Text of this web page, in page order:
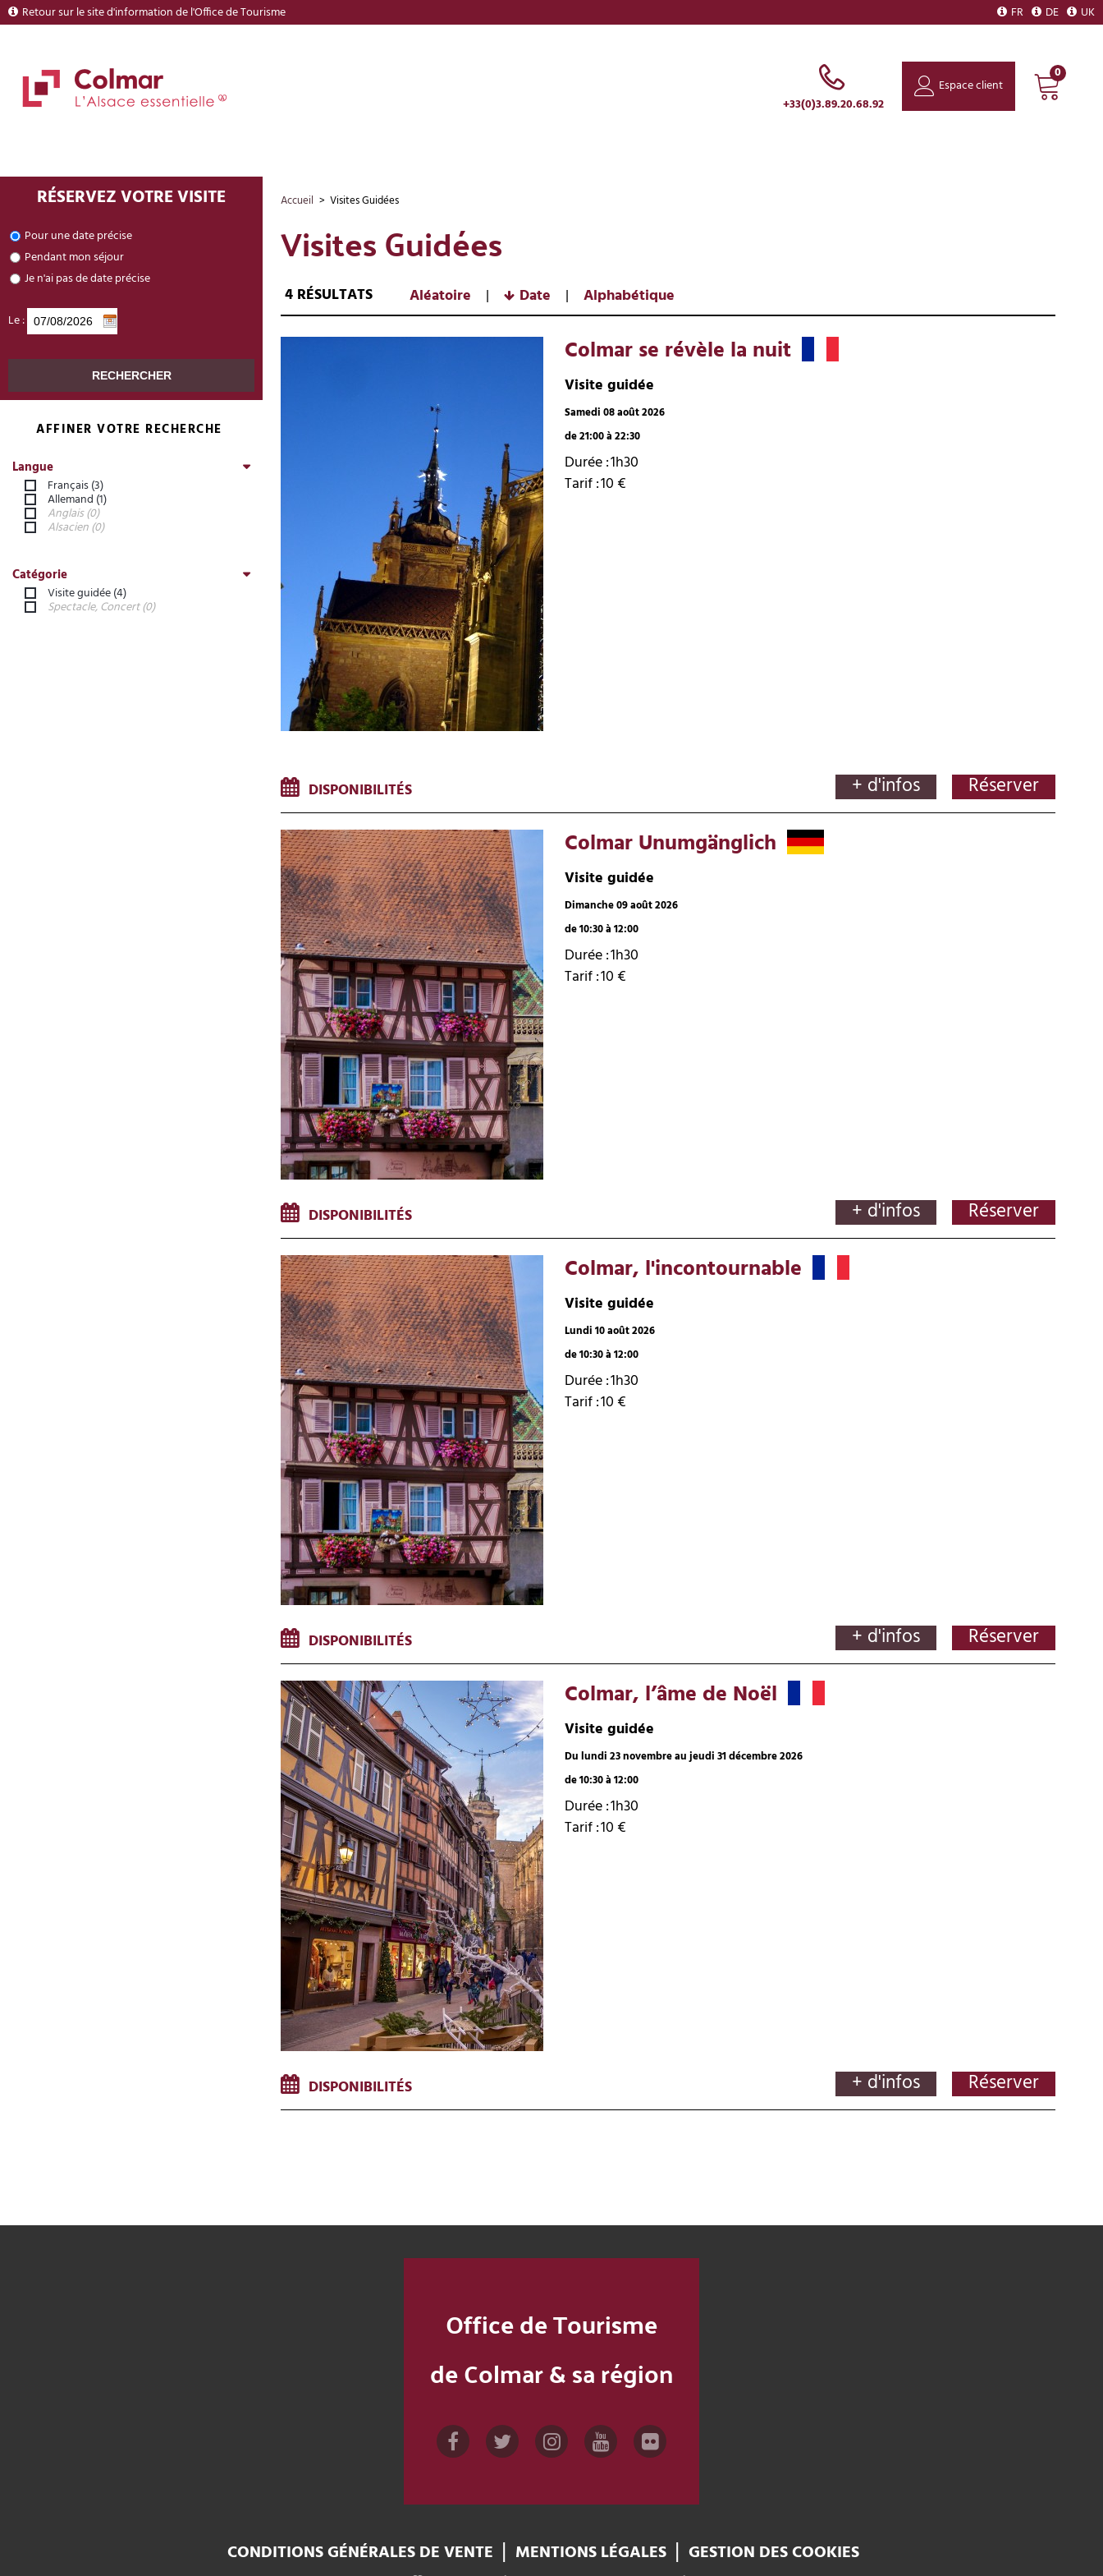
Retour sur le site d'information de l'Office de Tourisme FR DE UK
+33(0)3.89.20.68.92
Espace client
0
RÉSERVEZ VOTRE VISITE
Pour une date précise
Pendant mon séjour
Je n'ai pas de date précise
Le :
AFFINER VOTRE RECHERCHE
Langue
Français(3)
Allemand (1)
Anglais(0)
Alsacien(0)
Catégorie
Visite guidée(4)
Spectacle, Concert(0)
Accueil > Visites Guidées
Visites Guidées
4 RÉSULTATS Aléatoire Date Alphabétique
Colmar se révèle la nuit
Visite guidée
Samedi 08 août 2026
de 21:00 à 22:30
Durée :1h30
Tarif :10 €
+ d'infos Réserver
DISPONIBILITÉS
Colmar Unumgänglich
Visite guidée
Dimanche 09 août 2026
de 10:30 à 12:00
Durée :1h30
Tarif :10 €
+ d'infos Réserver
DISPONIBILITÉS
Colmar, l'incontournable
Visite guidée
Lundi 10 août 2026
de 10:30 à 12:00
Durée :1h30
Tarif :10 €
+ d'infos Réserver
DISPONIBILITÉS
Colmar, l’âme de Noël
Visite guidée
Du lundi 23 novembre au jeudi 31 décembre 2026
de 10:30 à 12:00
Durée :1h30
Tarif :10 €
+ d'infos Réserver
DISPONIBILITÉS
Office de Tourisme
de Colmar & sa région
CONDITIONS GÉNÉRALES DE VENTE MENTIONS LÉGALES GESTION DES COOKIES